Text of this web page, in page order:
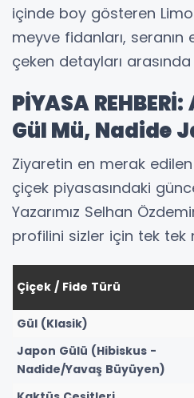
içinde boy gösteren
meyve fidanları,
çeken detayları arasında
PİYASA
Gül Mü, Nadide
Ziyaretin en merak edilen
çiçek piyasasındaki
Yazarımız Selhan
profilini sizler için tek tek
Çiçek / Fide Türü
Gül (Klasik)
Japon Gülü (Hibiskus -
Nadide/Yavaş Büyüyen)